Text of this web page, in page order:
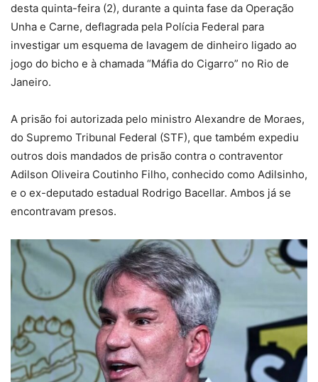
desta quinta-feira (2), durante a quinta fase da Operação
Unha e Carne, deflagrada pela Polícia Federal para
investigar um esquema de lavagem de dinheiro ligado ao
jogo do bicho e à chamada “Máfia do Cigarro” no Rio de
Janeiro.
A prisão foi autorizada pelo ministro Alexandre de Moraes,
do Supremo Tribunal Federal (STF), que também expediu
outros dois mandados de prisão contra o contraventor
Adilson Oliveira Coutinho Filho, conhecido como Adilsinho,
e o ex-deputado estadual Rodrigo Bacellar. Ambos já se
encontravam presos.